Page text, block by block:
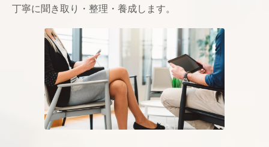
丁寧に聞き取り・整理・養成します。